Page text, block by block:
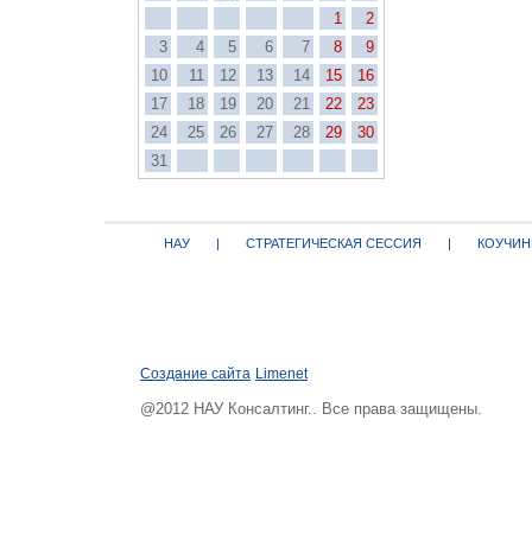
1
2
3
4 5 6 7 8
9
10
11 12 13 14 15
16
17
18 19 20 21 22
23
24
25 26 27 28 29
30
31
НАУ | СТРАТЕГИЧЕСКАЯ СЕССИЯ |
Создание сайта Limenet
@2012 НАУ Консалтинг.. Все права защищены.